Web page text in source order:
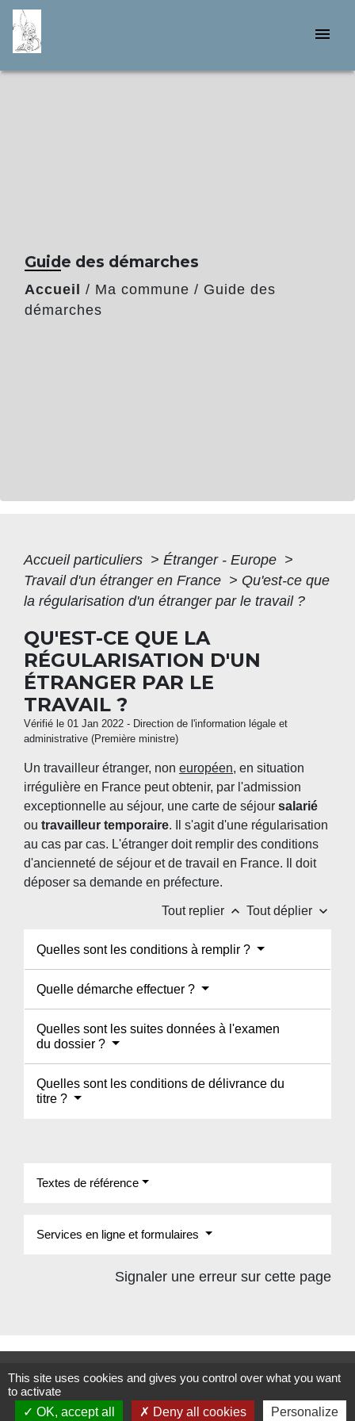
menu
Guide des démarches
Accueil / Ma commune / Guide des
démarches
Accueil particuliers > Étranger - Europe >
Travail d'un étranger en France > Qu'est-ce que
la régularisation d'un étranger par le travail ?
QU'EST-CE QUE LA
RÉGULARISATION D'UN
ÉTRANGER PAR LE
TRAVAIL ?
Vérifié le 01 Jan 2022 - Direction de l'information légale et
administrative (Première ministre)
Un travailleur étranger, non européen, en situation
irrégulière en France peut obtenir, par l'admission
exceptionnelle au séjour, une carte de séjour salarié
ou travailleur temporaire. Il s'agit d'une régularisation
au cas par cas. L'étranger doit remplir des conditions
d'ancienneté de séjour et de travail en France. Il doit
déposer sa demande en préfecture.
Tout replier keyboard_arrow_up Tout déplier keyboard_arrow_down
Quelles sont les conditions à remplir ?
Quelle démarche effectuer ?
Quelles sont les suites données à l'examen
du dossier ?
Quelles sont les conditions de délivrance du
titre ?
Textes de référence
Services en ligne et formulaires
Signaler une erreur sur cette page
Contacts
Commune de Beauvoir
This site uses cookies and gives you control over what you want
to activate
OK, accept all
Deny all cookies Personalize